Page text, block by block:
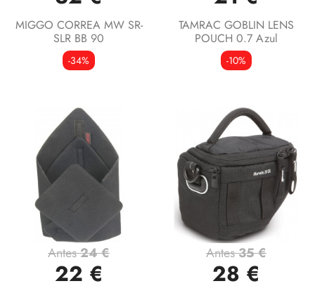
MIGGO CORREA MW SR-
SLR BB 90
-34%
TAMRAC GOBLIN LENS
POUCH 0.7 Azul
-10%
Antes24 €
22 €
Antes35 €
28 €